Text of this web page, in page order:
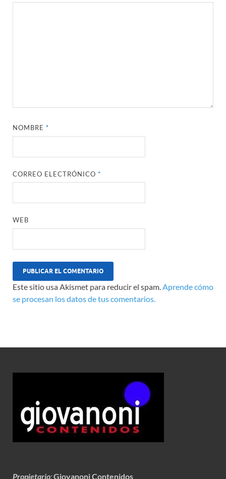
NOMBRE*
CORREO ELECTRÓNICO*
WEB
Este sitio usa Akismet para reducir el spam.Aprende cómo
se procesan los datos de tus comentarios.
Propietario:Giovanoni Contenidos